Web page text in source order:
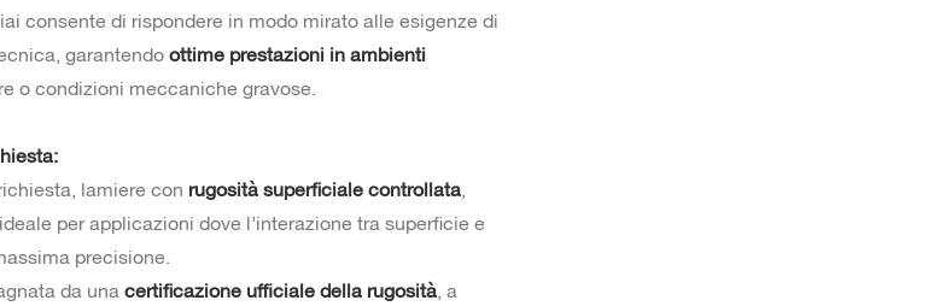
consente di rispondere in modo mirato alle esigenze di
garantendo ottime prestazioni in ambienti
o condizioni meccaniche gravose.
lamiere con rugosità superficiale controllata,
per applicazioni dove l’interazione tra superficie e
precisione.
da una certificazione ufficiale della rugosità, a